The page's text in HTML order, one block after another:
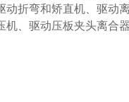
折弯和矫直机、驱动
、驱动压板夹头离